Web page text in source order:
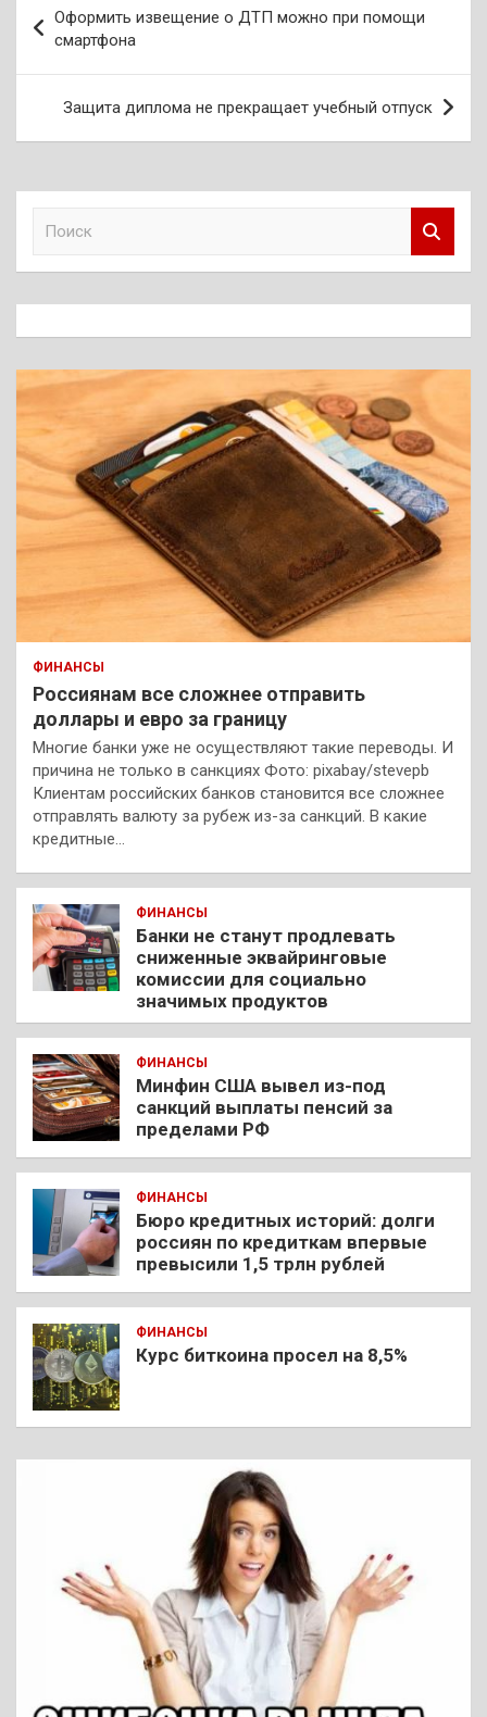
по
записям
Оформить извещение о ДТП можно при помощи
смартфона
Защита диплома не прекращает учебный отпуск
к
ФИНАНСЫ
Россиянам все сложнее отправить
доллары и евро за границу
Многие банки уже не осуществляют такие переводы. И
причина не только в санкциях Фото: pixabay/stevepb
Клиентам российских банков становится все сложнее
отправлять валюту за рубеж из-за санкций. В какие
кредитные…
ФИНАНСЫ
Банки не станут продлевать
сниженные эквайринговые
комиссии для социально
значимых продуктов
ФИНАНСЫ
Минфин США вывел из-под
санкций выплаты пенсий за
пределами РФ
ФИНАНСЫ
Бюро кредитных историй: долги
россиян по кредиткам впервые
превысили 1,5 трлн рублей
ФИНАНСЫ
Курс биткоина просел на 8,5%